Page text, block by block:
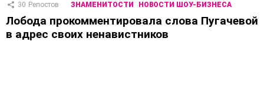
30 Репостов ЗНАМЕНИТОСТИ НОВОСТИ ШОУ-БИЗНЕСА
Лобода прокомментировала слова Пугачевой
в адрес своих ненавистников